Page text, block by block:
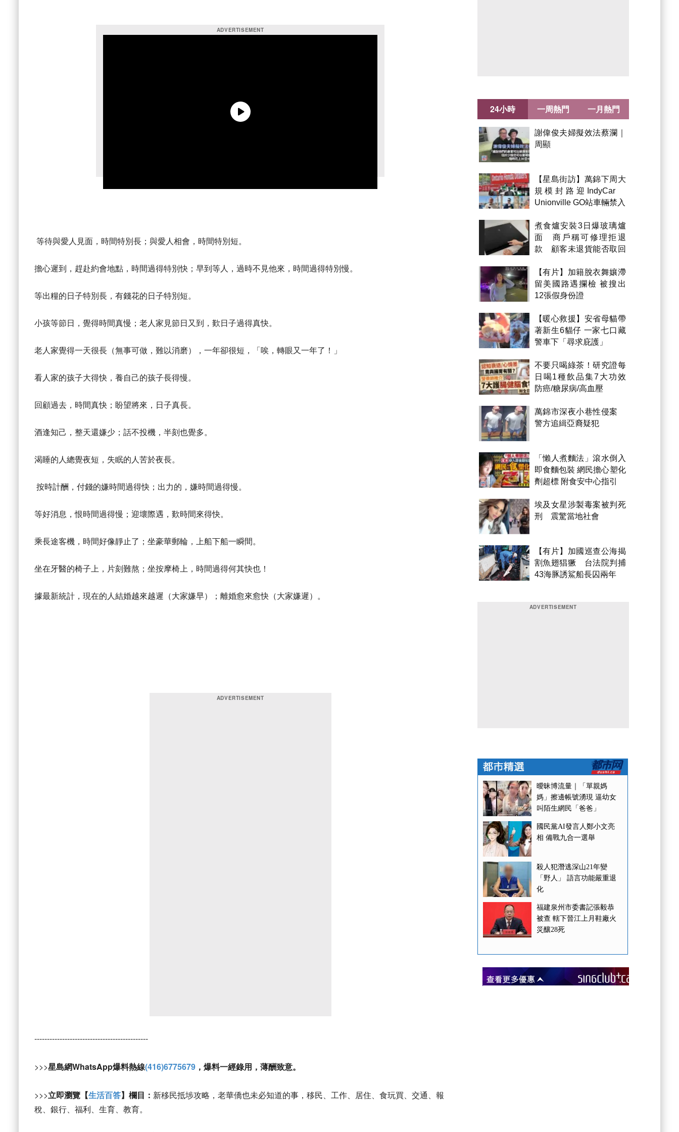
等待與愛人見面，時間特別長；與愛人相會，時間特別短。
擔心遲到，趕赴約會地點，時間過得特別快；早到等人，過時不見他來，時間過得特別慢。
等出糧的日子特別長，有錢花的日子特別短。
小孩等節日，覺得時間真慢；老人家見節日又到，歎日子過得真快。
老人家覺得一天很長（無事可做，難以消磨），一年卻很短，「唉，轉眼又一年了！」
看人家的孩子大得快，養自己的孩子長得慢。
回顧過去，時間真快；盼望將來，日子真長。
酒逢知己，整天還嫌少；話不投機，半刻也覺多。
渴睡的人總覺夜短，失眠的人苦於夜長。
按時計酬，付錢的嫌時間過得快；出力的，嫌時間過得慢。
等好消息，恨時間過得慢；迎壞際遇，歎時間來得快。
乘長途客機，時間好像靜止了；坐豪華郵輪，上船下船一瞬間。
坐在牙醫的椅子上，片刻難熬；坐按摩椅上，時間過得何其快也！
據最新統計，現在的人結婚越來越遲（大家嫌早）；離婚愈來愈快（大家嫌遲）。
---------------------------------------------
>>>星島網WhatsApp爆料熱線(416)6775679 ，爆料一經錄用，薄酬致意。
>>>立即瀏覽【生活百答】欄目： 新移民抵埗攻略，老華僑也未必知道的事，移民、工作、居住、食玩買、交通、報
稅、銀行、福利、生育、教育。
24小時
謝偉俊夫婦擬效法蔡瀾｜
周顯
【星島街訪】萬錦下周大
規模封路迎IndyCar
Unionville GO站車輛禁入
煮食爐安裝3日爆玻璃爐
面 商戶稱可修理拒退
款 顧客未退貨能否取回
【有片】加籍脫衣舞孃滯
留美國路遇攔檢 被搜出
12張假身份證
【暖心救援】安省母貓帶
著新生6貓仔 一家七口藏
警車下「尋求庇護」
不要只喝綠茶！研究證每
日喝1種飲品集7大功效
防癌/糖尿病/高血壓
萬錦市深夜小巷性侵案
警方追緝亞裔疑犯
「懶人煮麵法」滾水倒入
即食麵包裝 網民擔心塑化
劑超標 附食安中心指引
埃及女星涉製毒案被判死
刑 震驚當地社會
【有片】加國巡查公海揭
割魚翅猖獗 台法院判捕
43海豚誘鯊船長囚兩年
一周熱門 一月熱門